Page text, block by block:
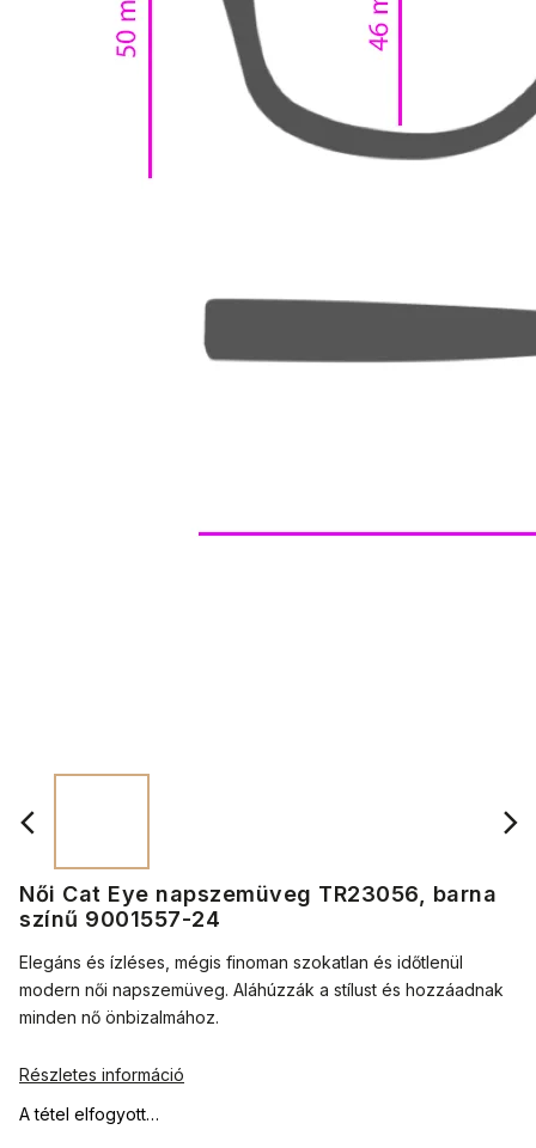
Női Cat Eye napszemüveg TR23056, barna
színű 9001557-24
A tétel elfogyott…
Elegáns és ízléses, mégis finoman szokatlan és időtlenül
modern női napszemüveg. Aláhúzzák a stílust és hozzáadnak
minden nő önbizalmához.
Részletes információ